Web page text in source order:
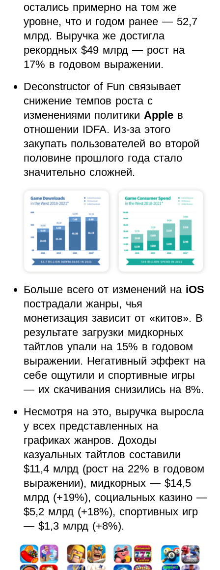
остались примерно на том же
уровне, что и годом ранее — 52,7
млрд. Выручка же достигла
рекордных $49 млрд — рост на
17% в годовом выражении.
Deconstructor of Fun связывает
снижение темпов роста с
изменениями политики Appleв
отношении IDFA. Из-за этого
закупать пользователей во второй
половине прошлого года стало
значительно сложней.
Больше всего от изменений на iOS
пострадали жанры, чья
монетизация зависит от «китов». В
результате загрузки мидкорных
тайтлов упали на 15% в годовом
выражении. Негативный эффект на
себе ощутили и спортивные игры
— их скачивания снизились на 8%.
Несмотря на это, выручка выросла
у всех представленных на
графиках жанров. Доходы
казуальных тайтлов составили
$11,4 млрд (рост на 22% в годовом
выражении), мидкорных — $14,5
млрд (+19%), социальных казино —
$5,2 млрд (+18%), спортивных игр
— $1,3 млрд (+8%).